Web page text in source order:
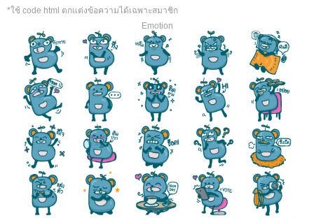
*ใช้ code html ตกแต่งข้อความได้เฉพาะสมาชิก
Emotion